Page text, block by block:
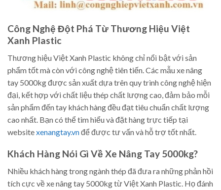
Công Nghệ Đột Phá Từ Thương Hiệu Việt
Xanh Plastic
Thương hiệu Việt Xanh Plastic không chỉ nổi bật với sản
phẩm tốt mà còn với công nghệ tiên tiến. Các mẫu xe nâng
tay 5000kg được sản xuất dựa trên quy trình công nghệ hiện
đại, kết hợp với chất liệu thép chất lượng cao, đảm bảo mỗi
sản phẩm đến tay khách hàng đều đạt tiêu chuẩn chất lượng
cao nhất. Bạn có thể tìm hiểu và đặt hàng trực tiếp tại
websitexenangtay.vnđể được tư vấn và hỗ trợ tốt nhất.
Khách Hàng Nói Gì Về Xe Nâng Tay 5000kg?
Nhiều khách hàng trong ngành thép đã đưa ra những phản hồi
tích cực về xe nâng tay 5000kg từ Việt Xanh Plastic. Họ đánh